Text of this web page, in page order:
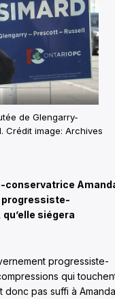
de Glengarry-
Crédit image: Archives
conservatrice
progressiste-
siégera
progressiste-
qui
donc pas suffi à Amanda